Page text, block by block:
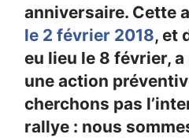
anniversaire. Cette
le 2 février 2018, et
eu lieu le 8 février,
une action
cherchons pas
rallye : nous